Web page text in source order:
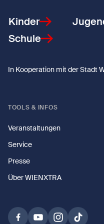
Kinder
Schule
In Kooperation mit der Stadt
TOOLS & INFOS
Veranstaltungen
Service
Presse
Über WIENXTRA